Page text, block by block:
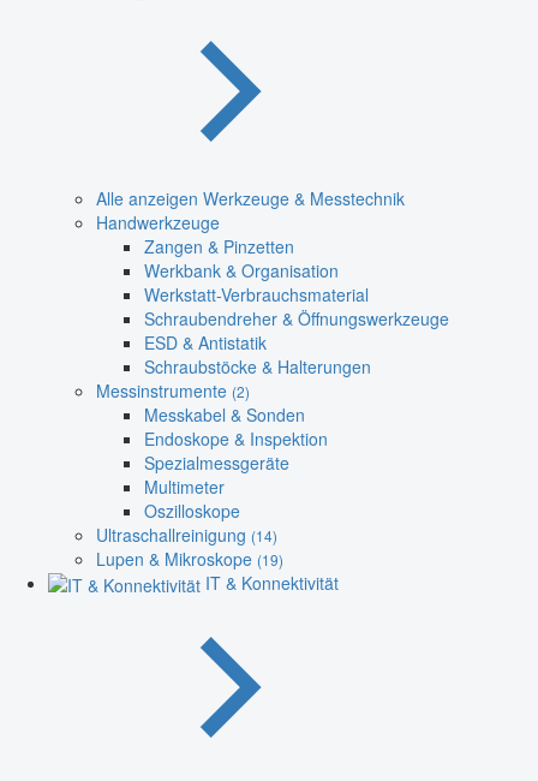
Alle anzeigen Werkzeuge & Messtechnik
Handwerkzeuge
Zangen & Pinzetten
Werkbank & Organisation
Werkstatt-Verbrauchsmaterial
Schraubendreher & Öffnungswerkzeuge
ESD & Antistatik
Schraubstöcke & Halterungen
Messinstrumente (2)
Messkabel & Sonden
Endoskope & Inspektion
Spezialmessgeräte
Multimeter
Oszilloskope
Ultraschallreinigung (14)
Lupen & Mikroskope (19)
IT & Konnektivität